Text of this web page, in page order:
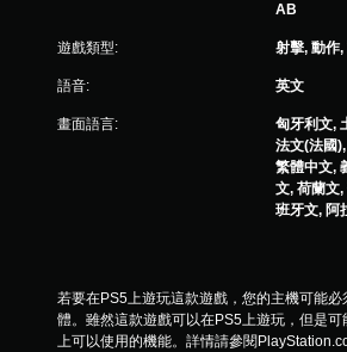
AB
遊戲類型: 射擊, 動作,
語音: 英文
畫面語言:
匈牙利文,
法文(法國
繁體中文,
文, 荷蘭文
班牙文, 阿
若要在PS5上遊玩這款遊戲，您的主機可能必
體。雖然這款遊戲可以在PS5上遊玩，但是
上可以使用的機能。詳情請參閱